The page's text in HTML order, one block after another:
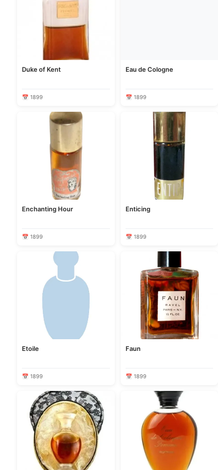
Duke of Kent
📅 1899
Eau de Cologne
📅 1899
Enchanting Hour
📅 1899
Enticing
📅 1899
Etoile
📅 1899
Faun
📅 1899